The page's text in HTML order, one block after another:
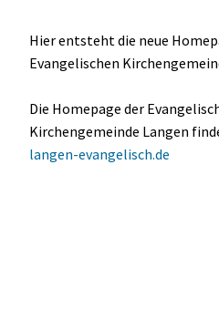
Hier entsteht die neue
Evangelischen
Die Homepage der
Kirchengemeinde Langen
langen-evangelisch.de